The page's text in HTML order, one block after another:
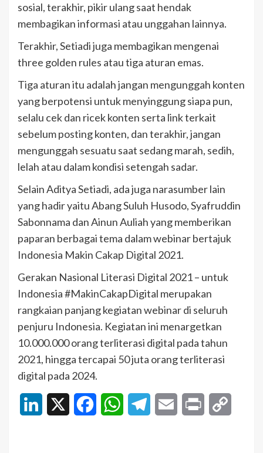
sosial, terakhir, pikir ulang saat hendak
membagikan informasi atau unggahan lainnya.
Terakhir, Setiadi juga membagikan mengenai
three golden rules atau tiga aturan emas.
Tiga aturan itu adalah jangan mengunggah konten
yang berpotensi untuk menyinggung siapa pun,
selalu cek dan ricek konten serta link terkait
sebelum posting konten, dan terakhir, jangan
mengunggah sesuatu saat sedang marah, sedih,
lelah atau dalam kondisi setengah sadar.
Selain Aditya Setiadi, ada juga narasumber lain
yang hadir yaitu Abang Suluh Husodo, Syafruddin
Sabonnama dan Ainun Auliah yang memberikan
paparan berbagai tema dalam webinar bertajuk
Indonesia Makin Cakap Digital 2021.
Gerakan Nasional Literasi Digital 2021 – untuk
Indonesia #MakinCakapDigital merupakan
rangkaian panjang kegiatan webinar di seluruh
penjuru Indonesia. Kegiatan ini menargetkan
10.000.000 orang terliterasi digital pada tahun
2021, hingga tercapai 50 juta orang terliterasi
digital pada 2024.
LinkedIn FacebookWhatsAppTelegramEmail Print